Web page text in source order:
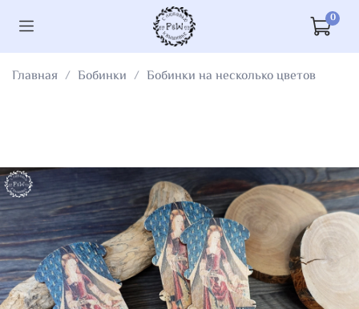
0
Главная Бобинки Бобинки на несколько цветов